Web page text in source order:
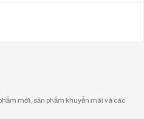
mới, sản phẩm khuyễn mãi và các